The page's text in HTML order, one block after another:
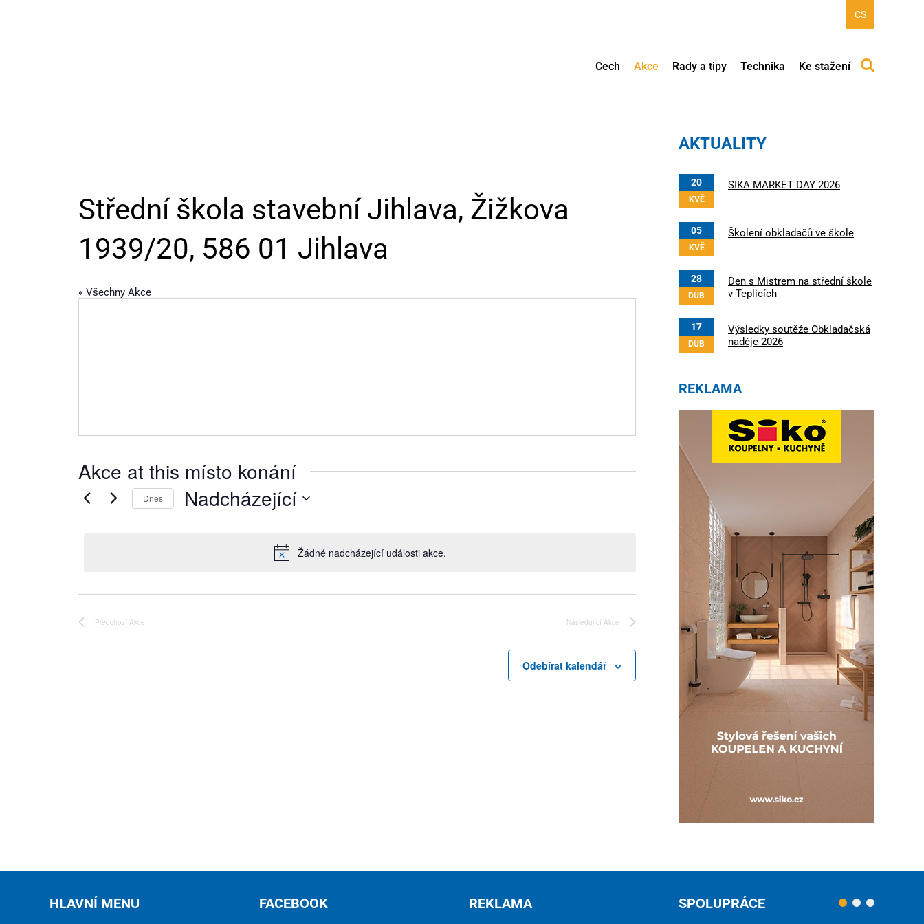
CS
Cech Akce Rady a tipy Technika Ke stažení
Střední škola stavební Jihlava, Žižkova
1939/20, 586 01 Jihlava
« Všechny Akce
Akce at this místo konání
Notice
Žádné nadcházející události akce.
Dnes Nadcházející
Předchozí Akce Následující Akce
Odebírat kalendář
AKTUALITY
20
KVĚ
SIKA MARKET DAY 2026
05
KVĚ
Školení obkladačů ve škole
28
DUB
Den s Mistrem na střední škole
v Teplicích
17
DUB
Výsledky soutěže Obkladačská
naděje 2026
REKLAMA
HLAVNÍ MENU FACEBOOK REKLAMA SPOLUPRÁCE